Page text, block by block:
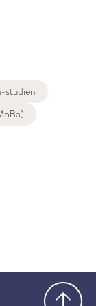
studien